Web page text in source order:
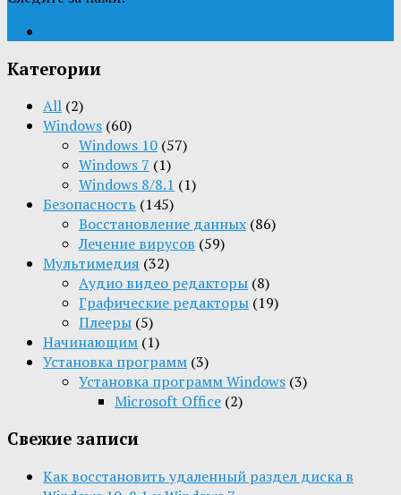
Категории
All (2)
Windows (60)
Windows 10 (57)
Windows 7 (1)
Windows 8/8.1 (1)
Безопасность (145)
Восстановление данных (86)
Лечение вирусов (59)
Мультимедия (32)
Aудио видео редакторы (8)
Графические редакторы (19)
Плееры (5)
Начинающим (1)
Установка программ (3)
Установка программ Windows (3)
Microsoft Office (2)
Свежие записи
Как восстановить удаленный раздел диска в